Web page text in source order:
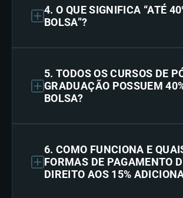
4. O QUE SIGNIFICA “ATÉ
BOLSA”?
5. TODOS OS CURSOS DE
GRADUAÇÃO POSSUEM
BOLSA?
6. COMO FUNCIONA E
FORMAS DE PAGAMENTO
DIREITO AOS 15%